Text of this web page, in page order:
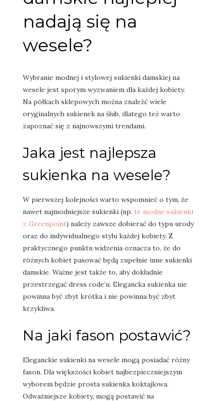
nadają się na
wesele?
Wybranie modnej i stylowej sukienki damskiej na
wesele jest sporym wyzwaniem dla każdej kobiety.
Na półkach sklepowych można znaleźć wiele
oryginalnych sukienek na ślub, dlatego też warto
zapoznać się z najnowszymi trendami.
Jaka jest najlepsza
sukienka na wesele?
W pierwszej kolejności warto wspomnieć o tym, że
nawet najmodniejsze sukienki (np. te modne sukienki
z Greenpoint) należy zawsze dobierać do typu urody
oraz do indywidualnego stylu każdej kobiety. Z
praktycznego punktu widzenia oznacza to, że do
różnych kobiet pasować będą zupełnie inne sukienki
damskie. Ważne jest także to, aby dokładnie
przestrzegać dress code’u. Elegancka sukienka nie
powinna być zbyt krótka i nie powinna być zbyt
krzykliwa.
Na jaki fason postawić?
Eleganckie sukienki na wesele mogą posiadać różny
fason. Dla większości kobiet najbezpieczniejszym
wyborem będzie prosta sukienka koktajlowa.
Odważniejsze kobiety, mogą postawić na